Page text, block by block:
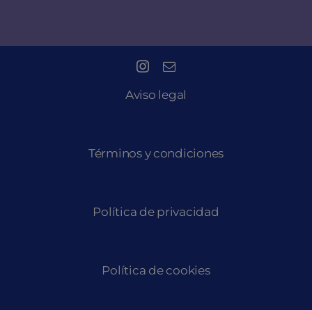
Aviso legal
Términos y condiciones
Política de privacidad
Política de cookies